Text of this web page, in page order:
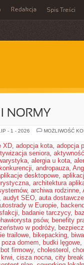
Redakcja Spis Treści
NORMY
- 1 - 2026
MOŻLIWOŚĆ
XD, adopcja kota, adopcja
seniora,
, alergia u kota,
, andropauza,
desktopowe,
, architektura
, archiwa rodzinne,
, audyt SEO, auta dostawcze
w Europie,
, badanie tarczycy,
psów, benefity
w podróży,
trailowe, bikepacking,
domem, budki lęgowe,
firmowy, cholesterol ,
, cisza nocna, city